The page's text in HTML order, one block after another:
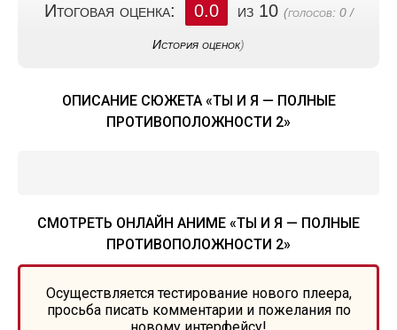
Итоговая оценка: 0.0 из 10 (голосов: 0/
История оценок)
ОПИСАНИЕ СЮЖЕТА «ТЫ И Я — ПОЛНЫЕ
ПРОТИВОПОЛОЖНОСТИ 2»
СМОТРЕТЬ ОНЛАЙН АНИМЕ «ТЫ И Я — ПОЛНЫЕ
ПРОТИВОПОЛОЖНОСТИ 2»
Осуществляется тестирование нового плеера,
просьба писать комментарии и пожелания по